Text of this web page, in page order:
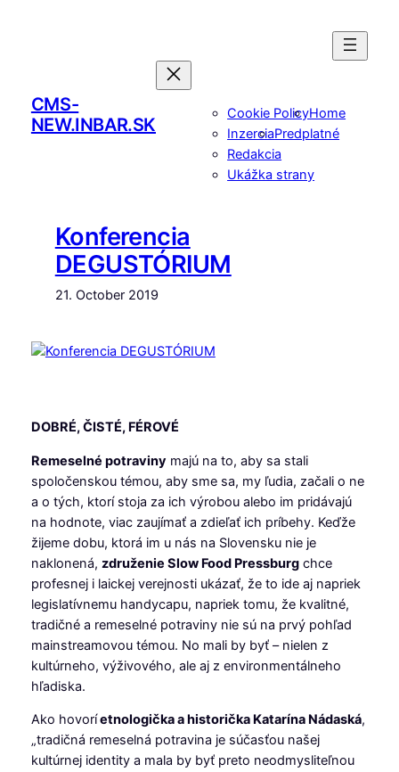
CMS-
NEW.INBAR.SK
Cookie PolicyHome
InzerciaPredplatné
Redakcia
Ukážka strany
Konferencia
DEGUSTÓRIUM
21. October 2019
DOBRÉ, ČISTÉ, FÉROVÉ
Remeselné potraviny majú na to, aby sa stali
spoločenskou témou, aby sme sa, my ľudia, začali o ne
a o tých, ktorí stoja za ich výrobou alebo im pridávajú
na hodnote, viac zaujímať a zdieľať ich príbehy. Keďže
žijeme dobu, ktorá im u nás na Slovensku nie je
naklonená, združenie Slow Food Pressburgchce
profesnej i laickej verejnosti ukázať, že to ide aj napriek
legislatívnemu handycapu, napriek tomu, že kvalitné,
tradičné a remeselné potraviny nie sú na prvý pohľad
mainstreamovou témou. No mali by byť – nielen z
kultúrneho, výživového, ale aj z environmentálneho
hľadiska.
Ako hovoríetnologička a historička Katarína Nádaská,
„tradičná remeselná potravina je súčasťou našej
kultúrnej identity a mala by byť preto neodmysliteľnou